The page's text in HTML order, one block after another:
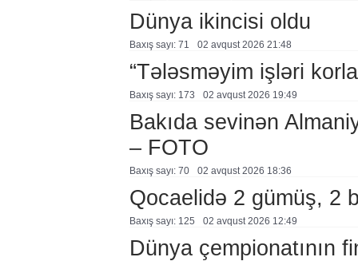
Dünya ikincisi oldu
Baxış sayı: 71 02 avqust 2026 21:48
“Tələsməyim işləri
Baxış sayı: 173 02 avqust 2026 19:49
Bakıda sevinən
– FOTO
Baxış sayı: 70 02 avqust 2026 18:36
Qocaelidə 2 gümüş, 2
Baxış sayı: 125 02 avqust 2026 12:49
Dünya çempionatının